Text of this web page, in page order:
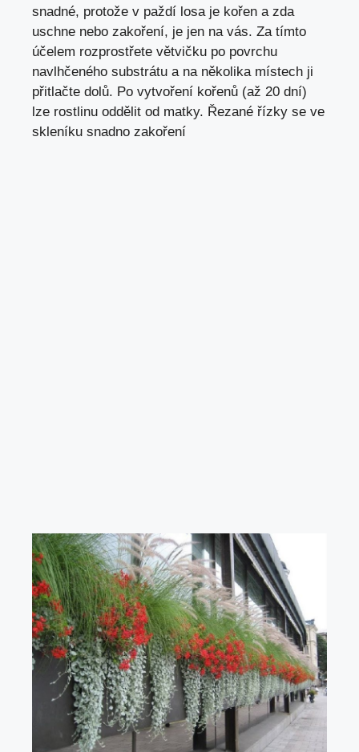
snadné, protože v paždí losa je kořen a zda
uschne nebo zakoření, je jen na vás. Za tímto
účelem rozprostřete větvičku po povrchu
navlhčeného substrátu a na několika místech ji
přitlačte dolů. Po vytvoření kořenů (až 20 dní)
lze rostlinu oddělit od matky. Řezané řízky se ve
skleníku snadno zakoření